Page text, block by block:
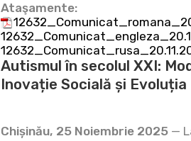
Autismul în secolul XXI:
Inovație Socială și
Chișinău, 25 Noiembrie 2025 —
Ataşamente: